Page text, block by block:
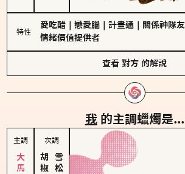
特性
愛吃醋 戀愛腦 計畫通 關係神隊友
情緒價值提供者
查看 對方 的解說
我 的主調蠟燭是...
主調 次調